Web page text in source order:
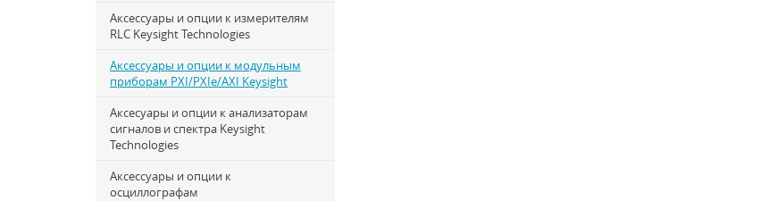
Аксессуары и опции к измерителям
RLC Keysight Technologies
Аксессуары и опции к модульным
приборам PXI/PXIe/AXI Keysight
Аксесуары и опции к анализаторам
сигналов и спектра Keysight
Technologies
Аксессуары и опции к
осциллографам